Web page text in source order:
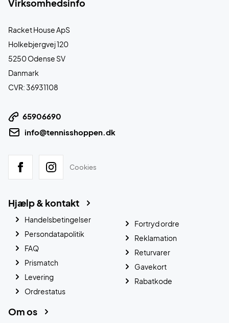
Virksomhedsinfo
Racket House ApS
Holkebjergvej 120
5250 Odense SV
Danmark
CVR: 36931108
65906690
info@tennisshoppen.dk
Cookies
Hjælp & kontakt
Handelsbetingelser
Persondatapolitik
FAQ
Prismatch
Levering
Ordrestatus
Fortryd ordre
Reklamation
Returvarer
Gavekort
Rabatkode
Om os